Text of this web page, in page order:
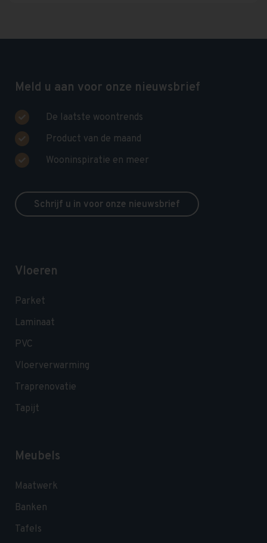
Meld u aan voor onze nieuwsbrief
De laatste woontrends
Product van de maand
Wooninspiratie en meer
Schrijf u in voor onze nieuwsbrief
Vloeren
Parket
Laminaat
PVC
Vloerverwarming
Traprenovatie
Tapijt
Meubels
Maatwerk
Banken
Tafels